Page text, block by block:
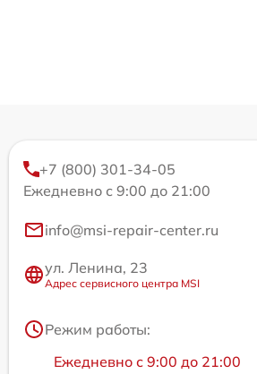
+7 (800) 301-34-05
Ежедневно с 9:00 до 21:00
info@msi-repair-center.ru
ул. Ленина, 23
Адрес сервисного центра MSI
Режим работы:
Ежедневно с 9:00 до 21:00